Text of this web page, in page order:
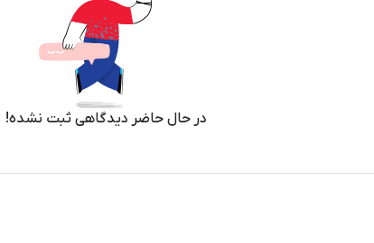
در حال حاضر دیدگاهی ثبت نشده!